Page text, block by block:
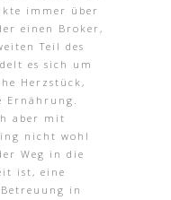
immer über
einen Broker,
Teil des
es sich um
Herzstück,
Ernährung.
aber mit
nicht wohl
Weg in die
ist, eine
in